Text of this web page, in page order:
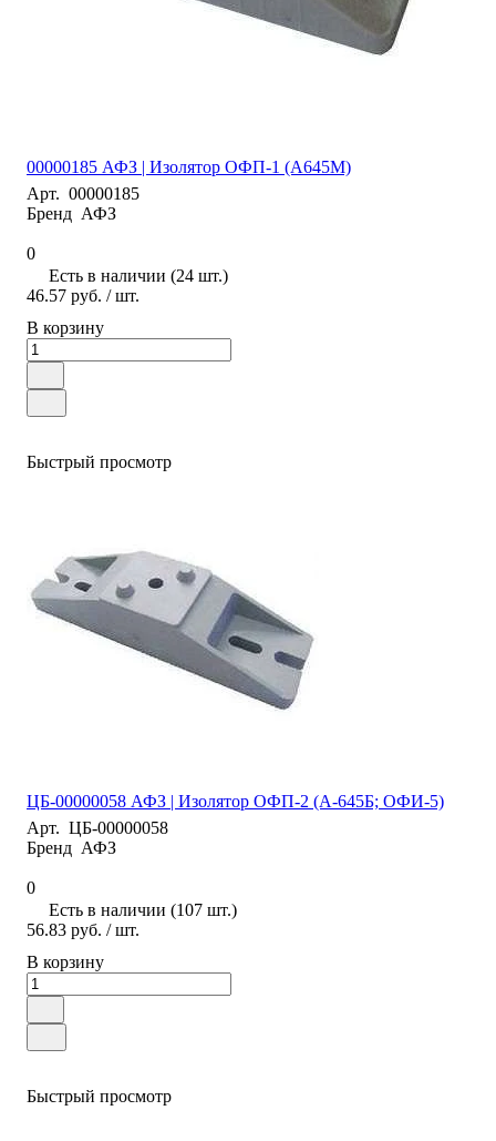
00000185 АФЗ | Изолятор ОФП-1 (А645М)
Арт. 00000185
Бренд АФЗ
0
Есть в наличии (24 шт.)
46.57 руб. / шт.
В корзину
Быстрый просмотр
ЦБ-00000058 АФЗ | Изолятор ОФП-2 (А-645Б; ОФИ-5)
Арт. ЦБ-00000058
Бренд АФЗ
0
Есть в наличии (107 шт.)
56.83 руб. / шт.
В корзину
Быстрый просмотр